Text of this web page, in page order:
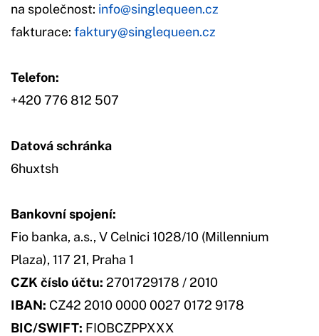
na společnost: info@singlequeen.cz
fakturace: faktury@singlequeen.cz
Telefon:
+420 776 812 507
Datová schránka
6huxtsh
Bankovní spojení:
Fio banka, a.s., V Celnici 1028/10 (Millennium
Plaza), 117 21, Praha 1
CZK číslo účtu: 2701729178 / 2010
IBAN: CZ42 2010 0000 0027 0172 9178
BIC/SWIFT: FIOBCZPPXXX